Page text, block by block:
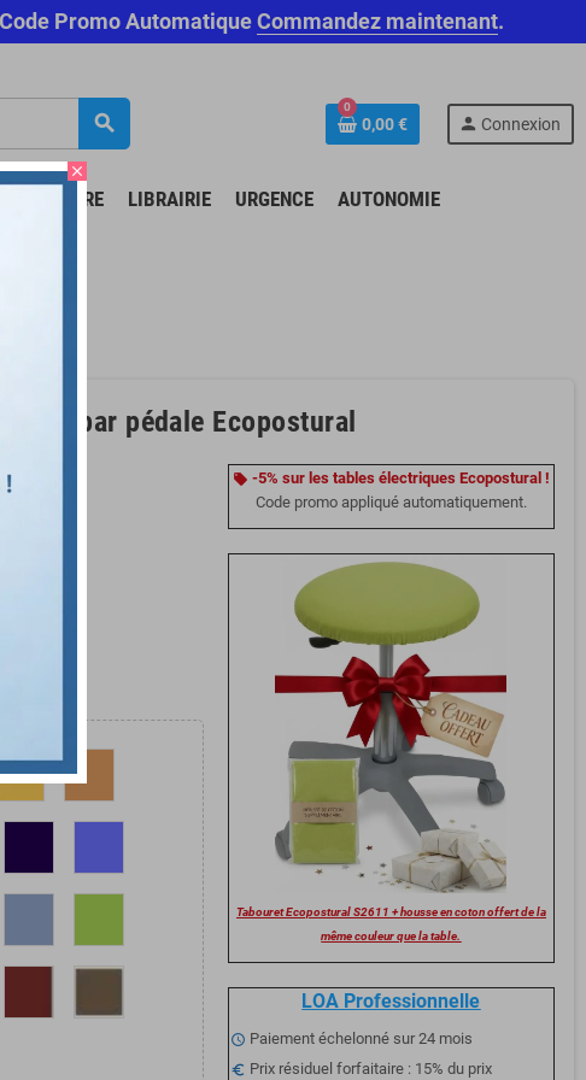
Promo AutomatiqueCommandez maintenant.
search
0
0,00 € person Connexion
& BIEN-ÊTRE LIBRAIRIE URGENCE AUTONOMIE
par pédale Ecopostural
local_offer -5% sur les tables électriques Ecopostural !
Code promo appliqué automatiquement.
Tabouret Ecopostural S2611 + housse en coton offert de la
même couleur que la table.
LOA Professionnelle
schedule Paiement échelonné sur 24 mois
euro_symbol Prix résiduel forfaitaire : 15% du prix
close